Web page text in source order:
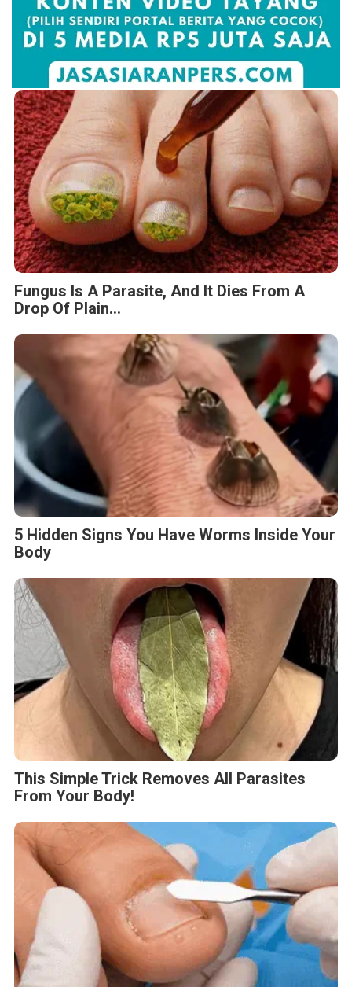
Fungus Is A Parasite, And It Dies From A
Drop Of Plain...
5 Hidden Signs You Have Worms Inside Your
Body
This Simple Trick Removes All Parasites
From Your Body!